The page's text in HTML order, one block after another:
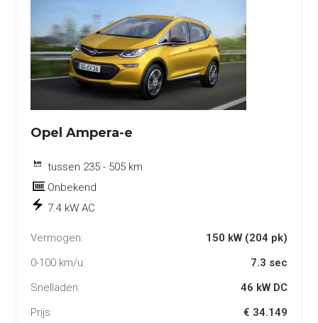
Opel Ampera-e
tussen 235 - 505 km
Onbekend
7.4 kW AC
Vermogen:
150 kW (204 pk)
0-100 km/u:
7.3 sec
Snelladen:
46 kW DC
Prijs:
€ 34.149